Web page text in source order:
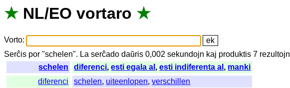
★ NL/EO vortaro ★
Vorto:
Serĉis por "schelen". La serĉado daŭris 0,002sekundojn kaj produktis 7 rezultojn
schelen
diferenci,esti egala al ,esti indiferenta al , manki
diferenci
schelen, uiteenlopen,verschillen